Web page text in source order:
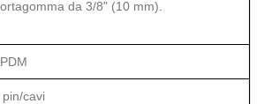
da 3/8" (10 mm).
pin/cavi